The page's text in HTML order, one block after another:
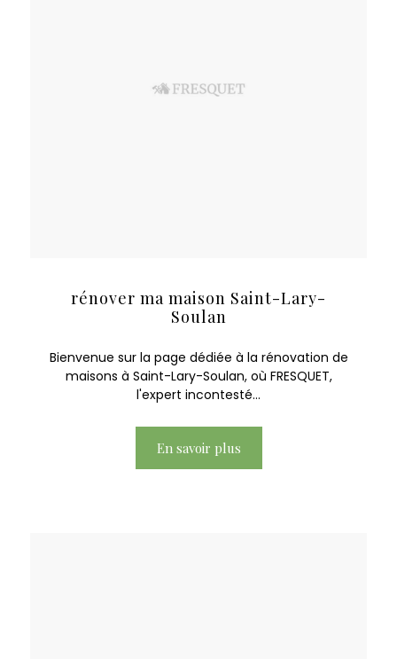
rénover ma maison Saint-Lary-
Soulan
Bienvenue sur la page dédiée à la rénovation de
maisons à Saint-Lary-Soulan, où FRESQUET,
l'expert incontesté...
En savoir plus